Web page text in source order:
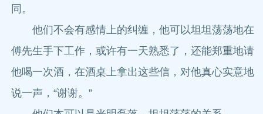
同。
他们不会有感情上的纠缠，他可以坦坦荡荡地在
傅先生手下工作，或许有一天熟悉了，还能郑重地请
他喝一次酒，在酒桌上拿出这些信，对他真心实意地
说一声，“谢谢。”